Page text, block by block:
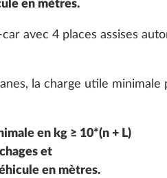
en mètres.
avec 4 places assises
la charge utile
en kg ≥ 10*(n + L)
et
en mètres.